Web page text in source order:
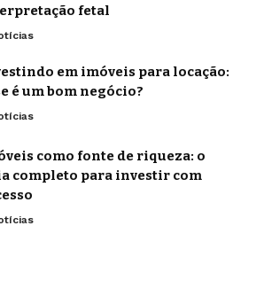
fetal
em imóveis para locação:
é um bom negócio?
como fonte de riqueza: o
completo para investir com